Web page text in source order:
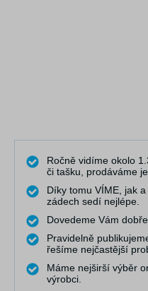
Ročně vidíme okolo
či tašku, prodáváme
Díky tomu VÍME, jak
zádech sedí nejlépe.
Dovedeme Vám
Pravidelně
řešíme nejčastější
Máme nejširší výběr
výrobci.